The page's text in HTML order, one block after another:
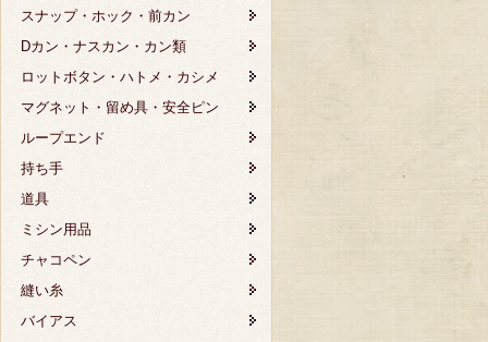
スナップ・ホック・前カン
Dカン・ナスカン・カン類
ロットボタン・ハトメ・カシメ
マグネット・留め具・安全ピン
ループエンド
持ち手
道具
ミシン用品
チャコペン
縫い糸
バイアス